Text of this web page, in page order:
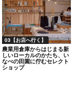
03【お店へ行く】
農業用倉庫からはじまる新
しいローカルのかたち、い
なべの田園に佇むセレクト
ショップ